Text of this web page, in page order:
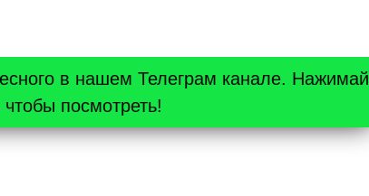
в нашем Телеграм канале. Нажимай
чтобы посмотреть!